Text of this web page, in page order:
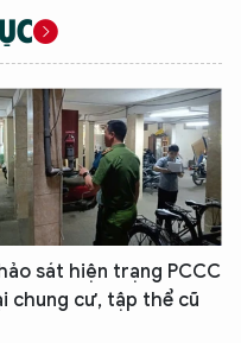
sát hiện trạng PCCC
chung cư, tập thể cũ
CỦA
bạn cần biết về
sẵn sàng hỗ trợ!